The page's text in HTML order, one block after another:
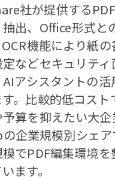
社が提供する
出、Office形式と
機能により紙
などセキュリテ
アシスタントの
。比較的低コス
算を抑えたい大
企業規模別シェ
でPDF編集環境
ます。